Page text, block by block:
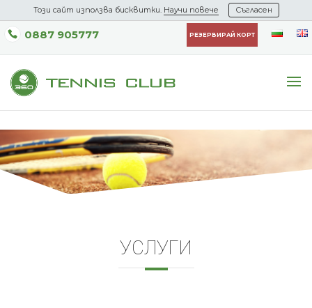
0887 905777 РЕЗЕРВИРАЙ КОРТ
УСЛУГИ
Този сайт използва бисквитки. Научи повече Съгласен